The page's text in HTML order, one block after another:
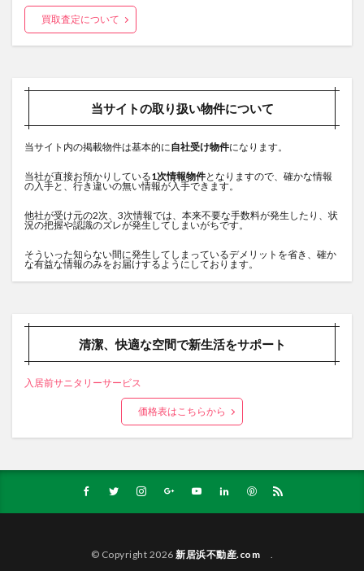
買取査定について
当サイトの取り扱い物件について
当サイト内の掲載物件は基本的に自社受け物件になります。
当社が直接お預かりしている1次情報物件となりますので、確かな情報
の入手と、行き違いの無い情報が入手できます。
他社が受け元の2次、3次情報では、本来不要な手数料が発生したり、状
況の把握や認識のズレが発生してしまいがちです。
そういった知らない間に発生してしまっているデメリットを省き、確か
な有益な情報のみをお届けするようにしております。
清潔、快適な空間で新生活をサポート
入居前サニタリーサービス
価格表はこちらから
© Copyright 2026新居浜不動産.com .